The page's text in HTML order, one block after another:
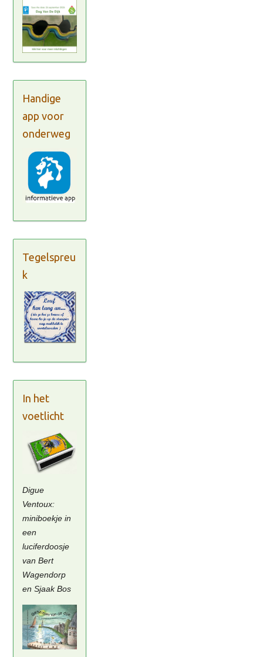
Handige
app voor
onderweg
Tegelspreu
k
In het
voetlicht
Digue
Ventoux:
miniboekje in
een
luciferdoosje
van Bert
Wagendorp
en Sjaak Bos